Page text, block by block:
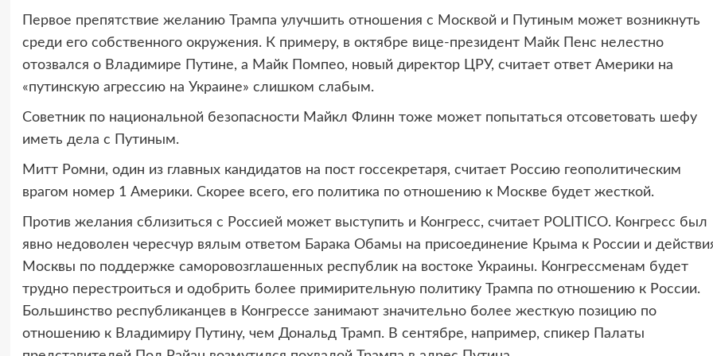
Первое препятствие желанию Трампа улучшить отношения с Москвой и Путиным может возникнуть
среди его собственного окружения. К примеру, в октябре вице-президент Майк Пенс нелестно
отозвался о Владимире Путине, а Майк Помпео, новый директор ЦРУ, считает ответ Америки на
«путинскую агрессию на Украине» слишком слабым.
Советник по национальной безопасности Майкл Флинн тоже может попытаться отсоветовать шефу
иметь дела с Путиным.
Митт Ромни, один из главных кандидатов на пост госсекретаря, считает Россию геополитическим
врагом номер 1 Америки. Скорее всего, его политика по отношению к Москве будет жесткой.
Против желания сблизиться с Россией может выступить и Конгресс, считает POLITICO. Конгресс был
явно недоволен чересчур вялым ответом Барака Обамы на присоединение Крыма к России и
Москвы по поддержке саморовозглашенных республик на востоке Украины. Конгрессменам будет
трудно перестроиться и одобрить более примирительную политику Трампа по отношению к России.
Большинство республиканцев в Конгрессе занимают значительно более жесткую позицию по
отношению к Владимиру Путину, чем Дональд Трамп. В сентябре, например, спикер Палаты